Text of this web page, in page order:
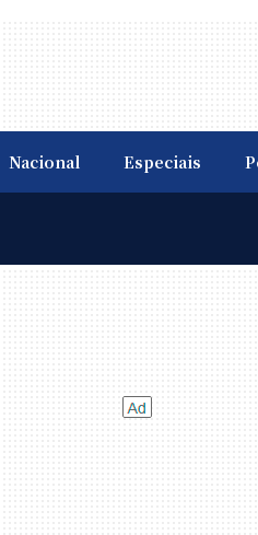
Nacional Especiais